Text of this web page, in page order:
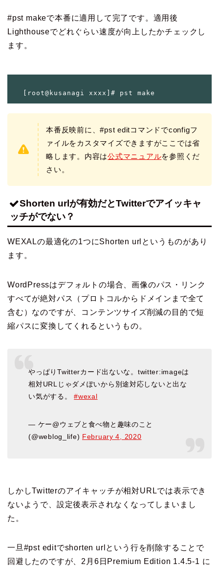
#pst makeで本番に適用して完了です。適用後
Lighthouseでどれぐらい速度が向上したかチェックし
ます。
本番反映前に、#pst editコマンドでconfigフ
ァイルをカスタマイズできますがここでは省
略します。内容は公式マニュアルを参照くだ
さい。
Shorten urlが有効だとTwitterでアイッキャ
ッチがでない？
WEXALの最適化の1つにShorten urlというものがあり
ます。
WordPressはデフォルトの場合、画像のパス・リンク
すべてが絶対パス（プロトコルからドメインまで全て
含む）なのですが、コンテンツサイズ削減の目的で短
縮パスに変換してくれるというもの。
やっぱりTwitterカード出ないな。twitter:imageは
相対URLじゃダメぽいから別途対応しないと出な
い気がする。#wexal
— ケー@ウェブと食べ物と趣味のこと
(@weblog_life) February 4, 2020
しかしTwitterのアイキャッチが相対URLでは表示でき
ないようで、設定後表示されなくなってしまいまし
た。
一旦#pst editでshorten urlという行を削除することで
回避したのですが、2月6日Premium Edition 1.4.5-1 に